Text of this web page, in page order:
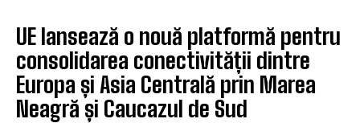
UE lansează o nouă platformă pentru
consolidarea conectivității dintre
Europa și Asia Centrală prin Marea
Neagră și Caucazul de Sud